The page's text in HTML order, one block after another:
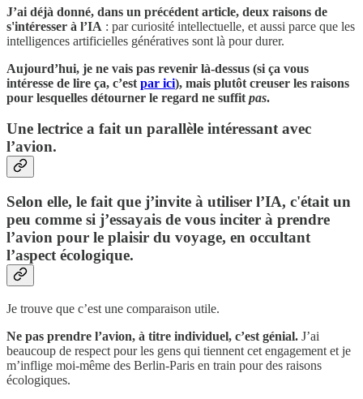
J’ai déjà donné, dans un précédent article, deux raisons de
s'intéresser à l’IA : par curiosité intellectuelle, et aussi parce que les
intelligences artificielles génératives sont là pour durer.
Aujourd’hui, je ne vais pas revenir là-dessus (si ça vous
intéresse de lire ça, c’est par ici), mais plutôt creuser les raisons
pour lesquelles détourner le regard ne suffit pas.
Une lectrice a fait un parallèle intéressant avec
l’avion.
Selon elle, le fait que j’invite à utiliser l’IA, c'était un
peu comme si j’essayais de vous inciter à prendre
l’avion pour le plaisir du voyage, en occultant
l’aspect écologique.
Je trouve que c’est une comparaison utile.
Ne pas prendre l’avion, à titre individuel, c’est génial. J’ai
beaucoup de respect pour les gens qui tiennent cet engagement et je
m’inflige moi-même des Berlin-Paris en train pour des raisons
écologiques.